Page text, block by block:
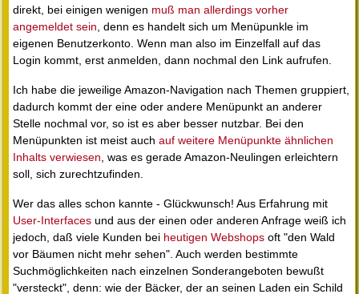
direkt, bei einigen wenigen muß man allerdings vorher
angemeldet sein , denn es handelt sich um Menüpunkle im
eigenen Benutzerkonto. Wenn man also im Einzelfall auf das
Login kommt, erst anmelden, dann nochmal den Link aufrufen.
Ich habe die jeweilige Amazon-Navigation nach Themen gruppiert,
dadurch kommt der eine oder andere Menüpunkt an anderer
Stelle nochmal vor, so ist es aber besser nutzbar. Bei den
Menüpunkten ist meist auch auf weitere Menüpunkte ähnlichen
Inhalts verwiesen , was es gerade Amazon-Neulingen erleichtern
soll, sich zurechtzufinden.
Wer das alles schon kannte - Glückwunsch! Aus Erfahrung mit
User-Interfaces und aus der einen oder anderen Anfrage weiß ich
jedoch, daß viele Kunden bei heutigen Webshops oft "den Wald
vor Bäumen nicht mehr sehen". Auch werden bestimmte
Suchmöglichkeiten nach einzelnen Sonderangeboten bewußt
"versteckt", denn: wie der Bäcker, der an seinen Laden ein Schild